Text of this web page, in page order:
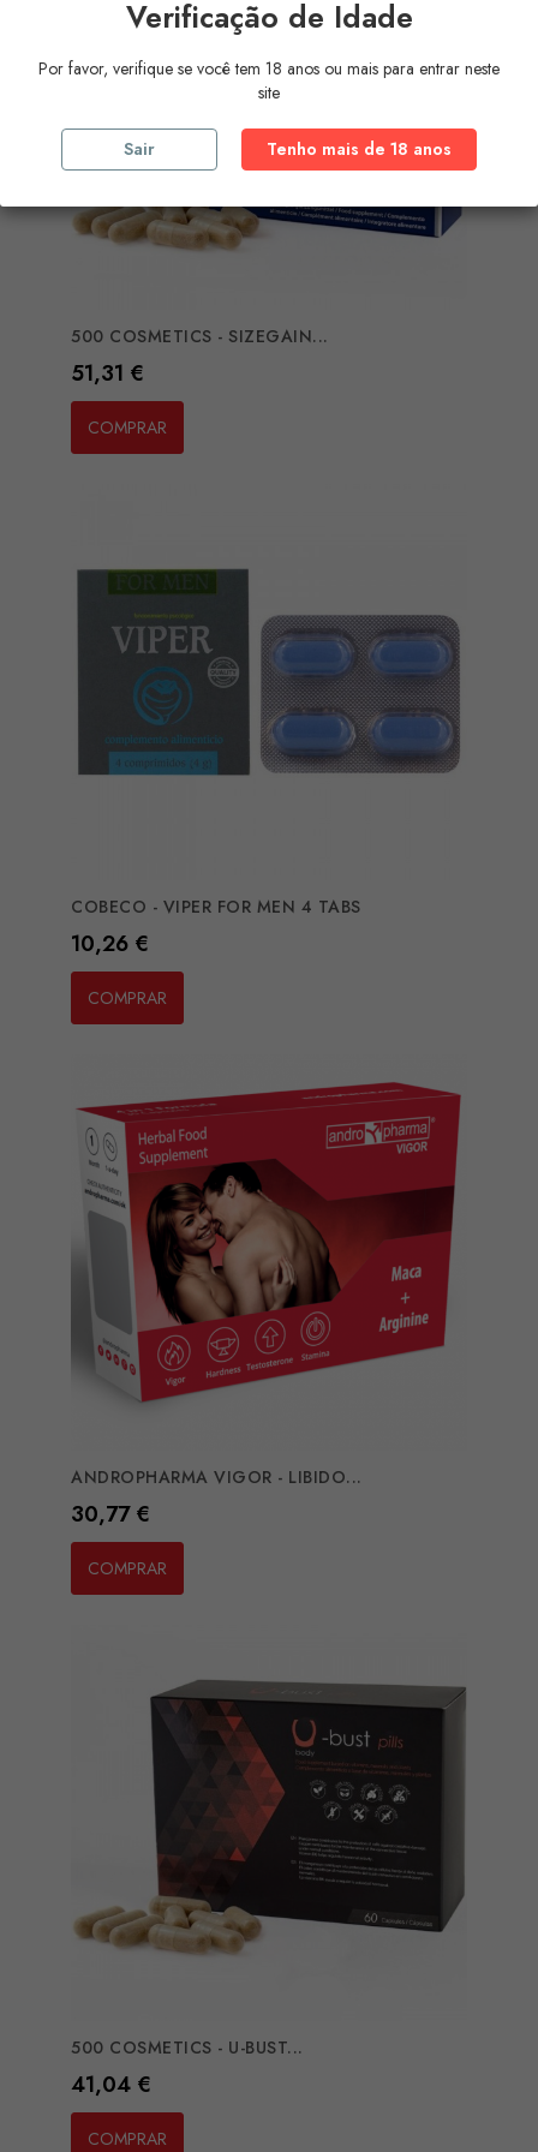
500 COSMETICS - SIZEGAIN...
Preço
51,31 €
COMPRAR
COBECO - VIPER FOR MEN 4 TABS
Preço
10,26 €
COMPRAR
ANDROPHARMA VIGOR - LIBIDO...
Preço
30,77 €
COMPRAR
500 COSMETICS - U-BUST...
Preço
41,04 €
COMPRAR
Verificação de Idade
Por favor, verifique se você tem 18 anos ou mais para entrar neste
site
Sair Tenho mais de 18 anos